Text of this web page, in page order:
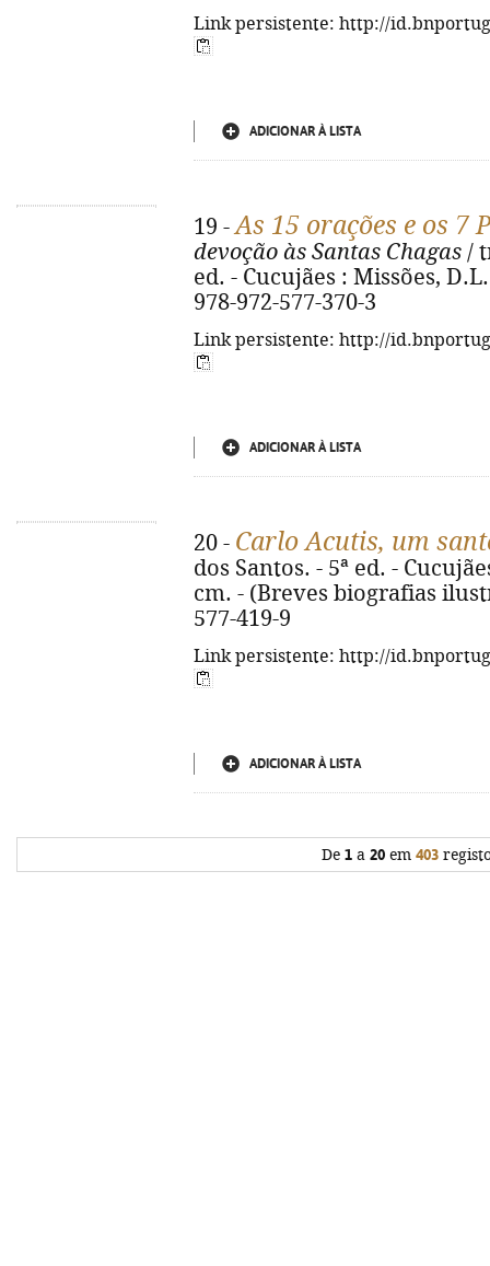
Link persistente: http://
ADICIONAR À LISTA
19 -As 15 orações e os 7
devoção às Santas Chagas /
ed. - Cucujães : Missões,
978-972-577-370-3
Link persistente: http://
ADICIONAR À LISTA
20 - Carlo Acutis, um
dos Santos. - 5ª ed. -
cm. - (Breves biografias
577-419-9
Link persistente: http://
ADICIONAR À LISTA
De 1 a 20 em 403